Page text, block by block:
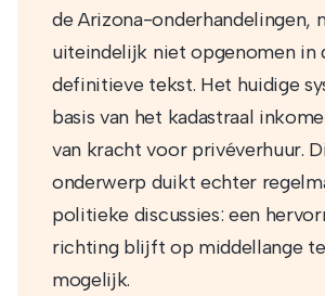
de Arizona-onderhandelingen,
uiteindelijk niet opgenomen in
definitieve tekst. Het huidige
basis van het kadastraal
van kracht voor privéverhuur.
onderwerp duikt echter
politieke discussies: een
richting blijft op middellange
mogelijk.